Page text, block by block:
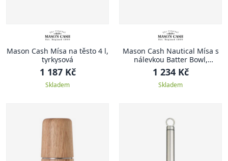
Mason Cash Mísa na těsto 4 l,
tyrkysová
1 187 Kč
Skladem
Mason Cash Nautical Mísa s
nálevkou Batter Bowl,
Nautical, 1.9 l, námořnická
modrá
1 234 Kč
Skladem